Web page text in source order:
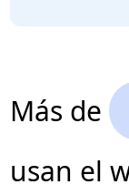
Más de
usan el